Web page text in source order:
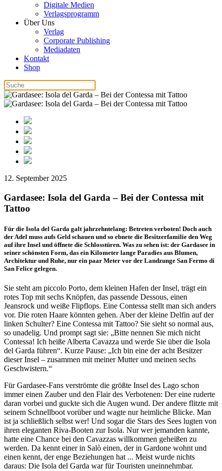
Digitale Medien
Verlagsprogramm
Über Uns
Verlag
Corporate Publishing
Mediadaten
Kontakt
Shop
12. September 2025
Gardasee: Isola del Garda – Bei der Contessa mit
Tattoo
Für die Isola del Garda galt jahrzehntelang: Betreten verboten! Doch auch
der Adel muss aufs Geld schauen und so ebnete die Besitzerfamilie den Weg
auf ihre Insel und öffnete die Schlosstüren. Was zu sehen ist: der Gardasee in
seiner schönsten Form, das ein Kilometer lange Paradies aus Blumen,
Architektur und Ruhe, nur ein paar Meter vor der Landzunge San Fermo di
San Felice gelegen.
Sie steht am piccolo Porto, dem kleinen Hafen der Insel, trägt ein
rotes Top mit sechs Knöpfen, das passende Dessous, einen
Jeansrock und weiße Flipflops. Eine Contessa stellt man sich anders
vor. Die roten Haare könnten gehen. Aber der kleine Delfin auf der
linken Schulter? Eine Contessa mit Tattoo? Sie sieht so normal aus,
so unadelig. Und prompt sagt sie: „Bitte nennen Sie mich nicht
Contessa! Ich heiße Alberta Cavazza und werde Sie über die Isola
del Garda führen“. Kurze Pause: „Ich bin eine der acht Besitzer
dieser Insel – zusammen mit meiner Mutter und meinen sechs
Geschwistern.“
Für Gardasee-Fans verströmte die größte Insel des Lago schon
immer einen Zauber und den Flair des Verbotenen: Der eine ruderte
daran vorbei und guckte sich die Augen wund. Der andere flitzte mit
seinem Schnellboot vorüber und wagte nur heimliche Blicke. Man
ist ja schließlich selbst wer! Und sogar die Stars des Sees lugten von
ihren eleganten Riva-Booten zur Isola. Nur wer jemanden kannte,
hatte eine Chance bei den Cavazzas willkommen geheißen zu
werden. Da kennt einer in Salò einen, der in Gardone wohnt und
einen kennt, der enge Beziehungen hat ... Meist wurde nichts
daraus: Die Isola del Garda war für Touristen uneinnehmbar.